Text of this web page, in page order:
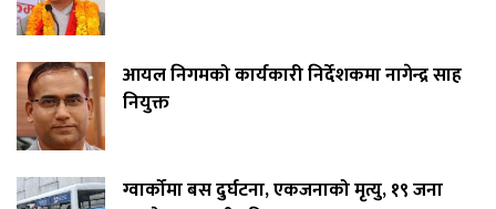
आयल निगमको कार्यकारी निर्देशकमा नागेन्द्र साह
नियुक्त
ग्वार्कोमा बस दुर्घटना, एकजनाको मृत्यु, १९ जना